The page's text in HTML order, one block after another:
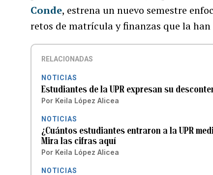
Conde, estrena un nuevo semestre
retos de matrícula y finanzas que la han
RELACIONADAS
NOTICIAS
Estudiantes de la UPR expresan su
Por Keila López Alicea
NOTICIAS
¿Cuántos estudiantes entraron a la UPR
Mira las cifras aquí
Por Keila López Alicea
NOTICIAS